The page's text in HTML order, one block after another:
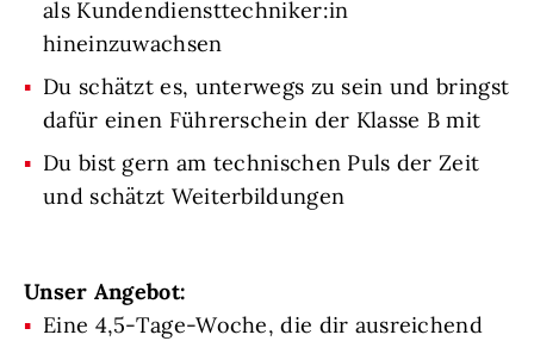
als Kundendiensttechniker:in
hineinzuwachsen
Du schätzt es, unterwegs zu sein und bringst
dafür einen Führerschein der Klasse B mit
Du bist gern am technischen Puls der Zeit
und schätzt Weiterbildungen
Unser Angebot:
Eine 4,5-Tage-Woche, die dir ausreichend